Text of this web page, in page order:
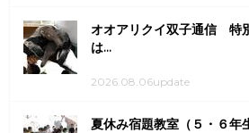
オオアリクイ双子通信 特
は...
2026.08.06update
夏休み宿題教室（５・６年